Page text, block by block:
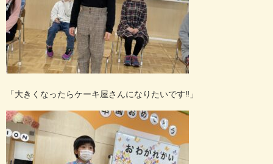
「大きくなったらケーキ屋さんになりたいです‼︎」